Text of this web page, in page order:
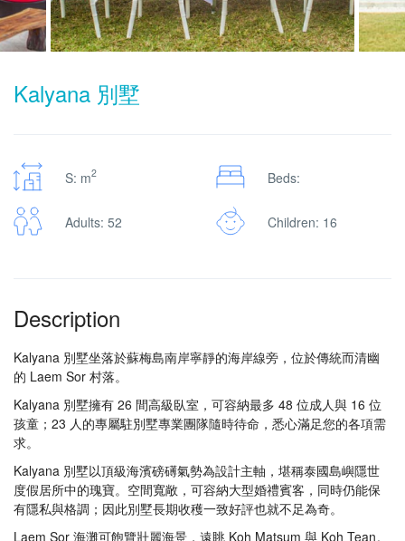
Kalyana 別墅
S: m2 Beds:
Adults: 52 Children: 16
Description
Kalyana 別墅坐落於蘇梅島南岸寧靜的海岸線旁，位於傳統而清幽
的 Laem Sor 村落。
Kalyana 別墅擁有 26 間高級臥室，可容納最多 48 位成人與 16 位
孩童；23 人的專屬駐別墅專業團隊隨時待命，悉心滿足您的各項需
求。
Kalyana 別墅以頂級海濱磅礡氣勢為設計主軸，堪稱泰國島嶼隱世
度假居所中的瑰寶。空間寬敞，可容納大型婚禮賓客，同時仍能保
有隱私與格調；因此別墅長期收穫一致好評也就不足為奇。
Laem Sor 海灘可飽覽壯麗海景，遠眺 Koh Matsum 與 Koh Tean。